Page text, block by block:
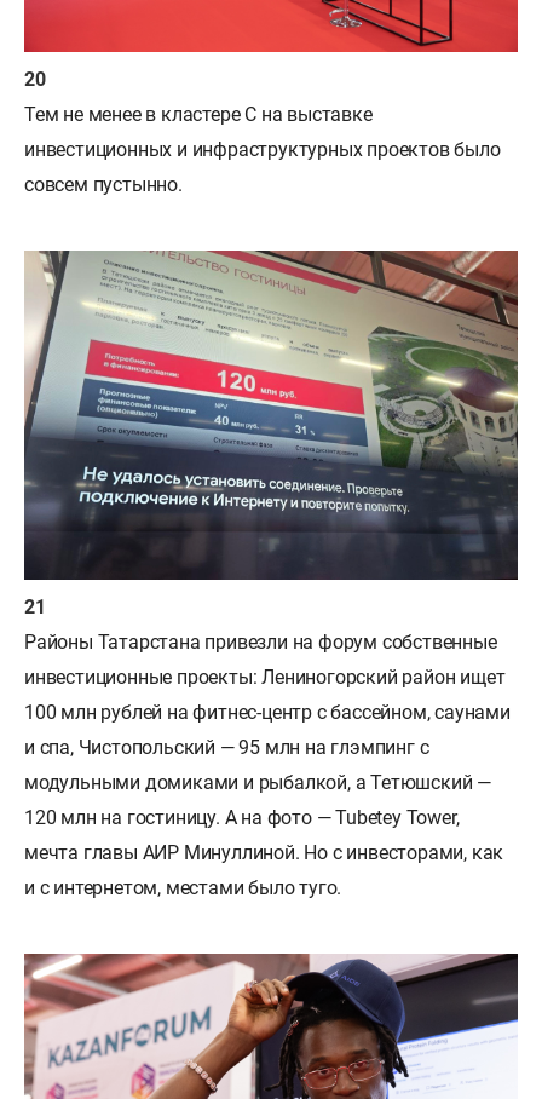
Тем не менее в кластере C на выставке
инвестиционных и инфраструктурных проектов было
совсем пустынно.
Районы Татарстана привезли на форум собственные
инвестиционные проекты: Лениногорский район ищет
100 млн рублей на фитнес-центр с бассейном, саунами
и спа, Чистопольский — 95 млн на глэмпинг с
модульными домиками и рыбалкой, а Тетюшский —
120 млн на гостиницу. А на фото — Tubetey Tower,
мечта главы АИР Минуллиной. Но с инвесторами, как
и с интернетом, местами было туго.